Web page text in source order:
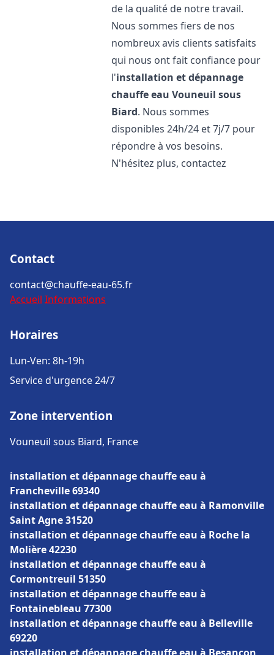
de la qualité de notre travail.
Nous sommes fiers de nos
nombreux avis clients satisfaits
qui nous ont fait confiance pour
l'installation et dépannage
chauffe eau Vouneuil sous
Biard. Nous sommes
disponibles 24h/24 et 7j/7 pour
répondre à vos besoins.
N'hésitez plus, contactez
Contact
contact@chauffe-eau-65.fr
Accueil Informations
Horaires
Lun-Ven: 8h-19h
Service d'urgence 24/7
Zone intervention
Vouneuil sous Biard, France
installation et dépannage chauffe eau à
Francheville 69340
installation et dépannage chauffe eau à Ramonville
Saint Agne 31520
installation et dépannage chauffe eau à Roche la
Molière 42230
installation et dépannage chauffe eau à
Cormontreuil 51350
installation et dépannage chauffe eau à
Fontainebleau 77300
installation et dépannage chauffe eau à Belleville
69220